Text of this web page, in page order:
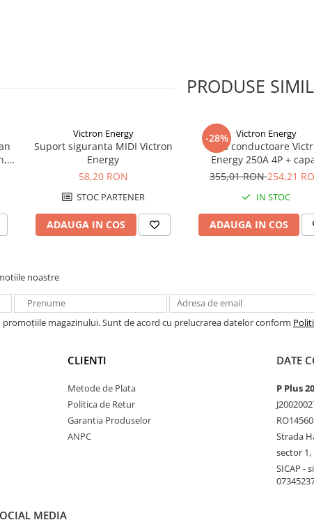
PRODUSE
Victron Energy
Suport siguranta MIDI Victron
Energy
58,20 RON
STOC PARTENER
ADAUGA IN COS
-28% Victron Energy
Bara conductoare
Energy 250A 4P +
BUSBAR
355,01 RON254,21
IN STOC
ADAUGA IN COS
noastre
promoțiile magazinului. Sunt de acord cu prelucrarea datelor conform
CLIENTI
Metode de Plata
Politica de Retur
Garantia Produselor
ANPC
DATE
P Plus
Strada
sector
SICAP -
MEDIA